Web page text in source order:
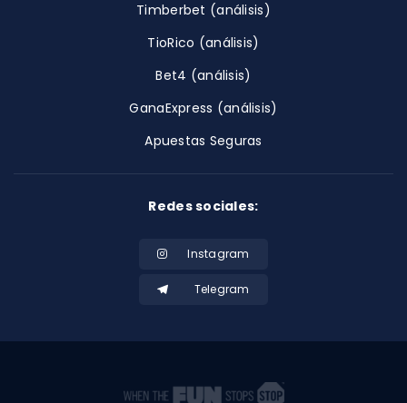
Timberbet (análisis)
TioRico (análisis)
Bet4 (análisis)
GanaExpress (análisis)
Apuestas Seguras
Redes sociales:
Instagram
Telegram